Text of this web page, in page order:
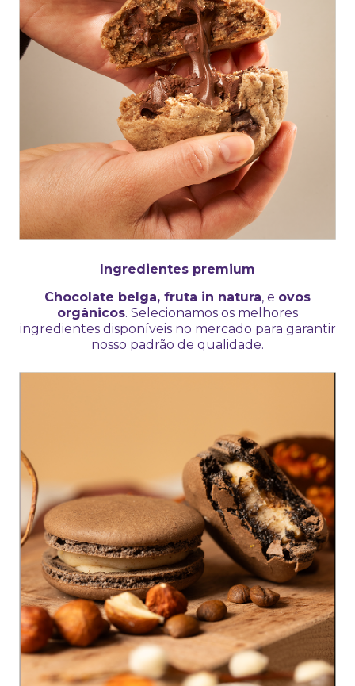
Ingredientes premium
Chocolate belga, fruta in natura, e ovos
orgânicos. Selecionamos os melhores
ingredientes disponíveis no mercado para garantir
nosso padrão de qualidade.